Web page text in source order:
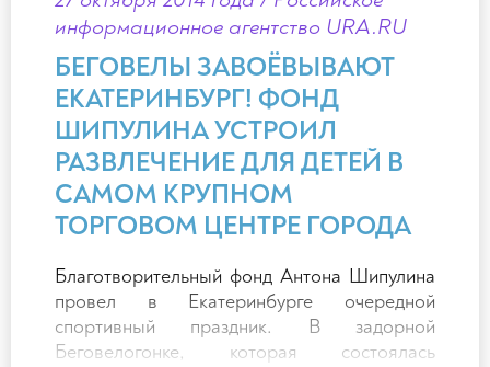
преодолевать трассу на беговеле
на скорость. Папы выяснят, кто сильнее,
поднимая гири. В заключении командам
предстоит ответить на спортивные вопросы.
Самое приятное — награждение. Помимо
дипломов золотой, серебряной или
бронзовой степени для победителей,
подарки получат все участники семейных
соревнований.
информационное агентство URA.RU
БЕГОВЕЛЫ ЗАВОЁВЫВАЮТ
ЕКАТЕРИНБУРГ! ФОНД
ШИПУЛИНА УСТРОИЛ
РАЗВЛЕЧЕНИЕ ДЛЯ ДЕТЕЙ В
САМОМ КРУПНОМ
ТОРГОВОМ ЦЕНТРЕ ГОРОДА
Благотворительный фонд Антона Шипулина
провел в Екатеринбурге очередной
спортивный праздник. В задорной
Беговелогонке, которая состоялась